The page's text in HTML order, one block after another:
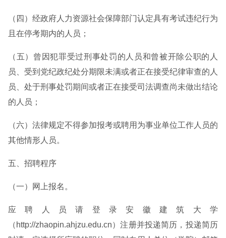
（四）经政府人力资源社会保障部门认定具有考试违纪行为
且在停考期内的人员；
（五）曾因犯罪受过刑事处罚的人员和曾被开除公职的人
员、受到党纪政纪处分期限未满或者正在接受纪律审查的人
员、处于刑事处罚期间或者正在接受司法调查尚未做出结论
的人员；
（六）法律规定不得参加报考或聘用为事业单位工作人员的
其他情形人员。
五、招聘程序
（一）网上报名。
应聘人员请登录安徽建筑大学
（http://zhaopin.ahjzu.edu.cn）注册并投递简历，投递简历